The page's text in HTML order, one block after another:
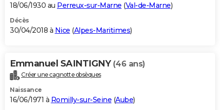
18/06/1930 au Perreux-sur-Marne (Val-de-Marne)
Décès
30/04/2018 à Nice (Alpes-Maritimes)
Emmanuel SAINTIGNY (46 ans)
Créer une cagnotte obsèques
Naissance
16/06/1971 à Romilly-sur-Seine (Aube)